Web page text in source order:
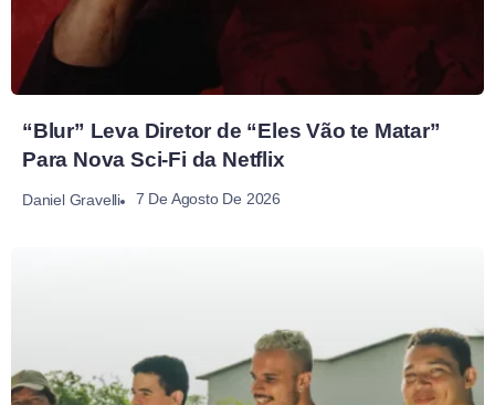
“Blur” Leva Diretor de “Eles Vão te Matar”
Para Nova Sci-Fi da Netflix
Daniel Gravelli 7 De Agosto De 2026